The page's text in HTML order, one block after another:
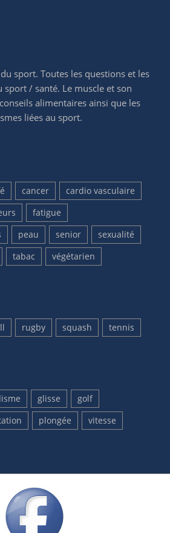
sport. Toutes les questions et les
sport / santé. Le muscle et son
alimentaires ainsi que les
liées au sport.
cancer
cardio vasculaire
fatigue
peau senior
sexualité
tabac végétarien
rugby squash tennis
glisse
golf
plongée vitesse